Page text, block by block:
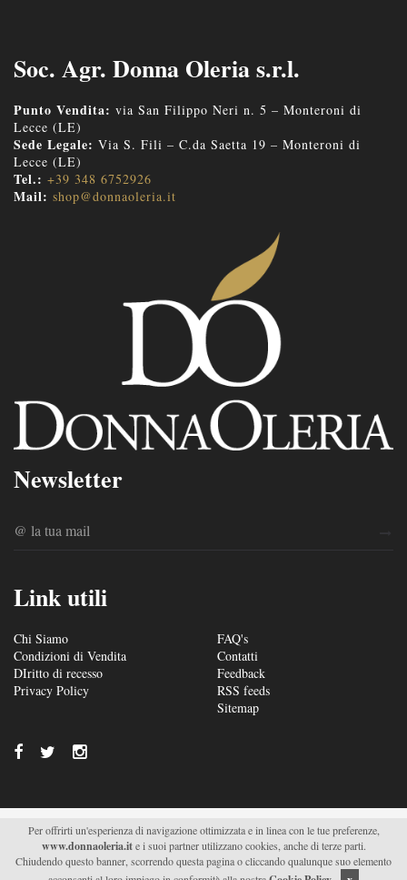
Soc. Agr. Donna Oleria s.r.l.
Punto Vendita: via San Filippo Neri n. 5 – Monteroni di
Lecce (LE)
Sede Legale: Via S. Fili – C.da Saetta 19 – Monteroni di
Lecce (LE)
Tel.: +39 348 6752926
Mail: shop@donnaoleria.it
Newsletter
Link utili
Chi Siamo
Condizioni di Vendita
DIritto di recesso
Privacy Policy
FAQ's
Contatti
Feedback
RSS feeds
Sitemap
© 2026/2027 Soc. Agr. Donna Oleria s.r.l. - Via S. Fili –
C.da Saetta 19 – Monteroni di Lecce (LE) - P.IVA
04511470751 | Supported by Moviweb
Per offrirti un'esperienza di navigazione ottimizzata e in linea con le tue preferenze,
www.donnaoleria.ite i suoi partner utilizzano cookies, anche di terze parti.
Chiudendo questo banner, scorrendo questa pagina o cliccando qualunque suo elemento